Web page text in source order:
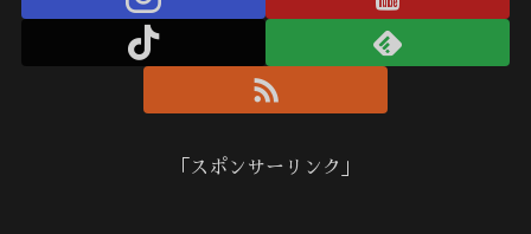
「スポンサーリンク」